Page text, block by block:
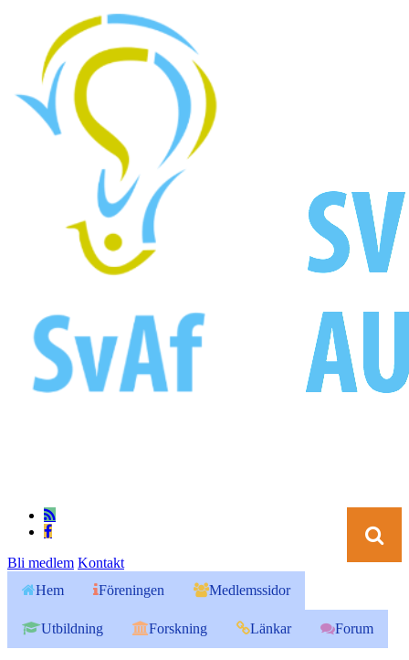
Bli medlem Kontakt
Hem
Föreningen Medlemssidor
Utbildning Forskning Länkar Forum